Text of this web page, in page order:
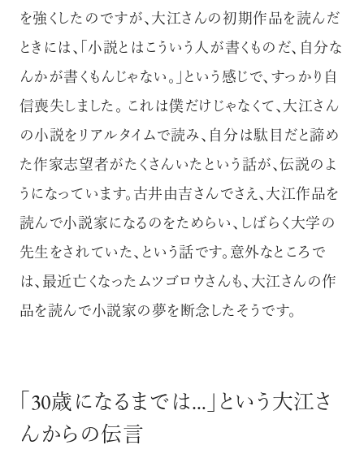
を強くしたのですが、大江さんの初期作品を読んだ
ときには、「小説とはこういう人が書くものだ、自分な
んかが書くもんじゃない。」という感じで、すっかり自
信喪失しました。 これは僕だけじゃなくて、大江さん
の小説をリアルタイムで読み、自分は駄目だと諦め
た作家志望者がたくさんいたという話が、伝説のよ
うになっています。古井由吉さんでさえ、大江作品を
読んで小説家になるのをためらい、しばらく大学の
先生をされていた、という話です。意外なところで
は、最近亡くなったムツゴロウさんも、大江さんの作
品を読んで小説家の夢を断念したそうです。
「30歳になるまでは…」という大江さ
んからの伝言